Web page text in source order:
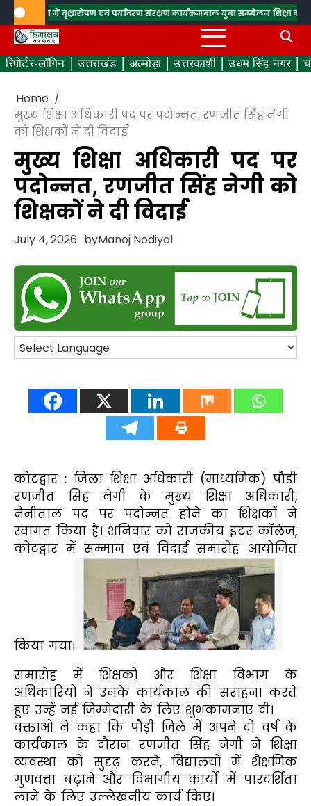
Skip
to
content
में वृक्षारोपण एवं पर्यावरण संरक्षण कार्यक्रमबाल युवा सम्मेलन शिक्षा का उत्थान
रिपोर्टर-लॉगिन उत्तराखंड अल्मोड़ा उत्तरकाशी उधम सिंह नगर
Home
मुख्य शिक्षा अधिकारी पद पर पदोन्नत, रणजीत सिंह नेगी
को शिक्षकों ने दी विदाई
मुख्य शिक्षा अधिकारी पद पर
पदोन्नत, रणजीत सिंह नेगी को
शिक्षकों ने दी विदाई
July 4, 2026 byManoj Nodiyal
कोटद्वार : जिला शिक्षा अधिकारी (माध्यमिक) पौड़ी
रणजीत सिंह नेगी के मुख्य शिक्षा अधिकारी,
नैनीताल पद पर पदोन्नत होने का शिक्षकों ने
स्वागत किया है। शनिवार को राजकीय इंटर कॉलेज,
कोटद्वार में सम्मान एवं विदाई समारोह आयोजित
किया गया।
समारोह में शिक्षकों और शिक्षा विभाग के
अधिकारियों ने उनके कार्यकाल की सराहना करते
हुए उन्हें नई जिम्मेदारी के लिए शुभकामनाएं दी।
वक्ताओं ने कहा कि पौड़ी जिले में अपने दो वर्ष के
कार्यकाल के दौरान रणजीत सिंह नेगी ने शिक्षा
व्यवस्था को सुदृढ़ करने, विद्यालयों में शैक्षणिक
गुणवत्ता बढ़ाने और विभागीय कार्यों में पारदर्शिता
लाने के लिए उल्लेखनीय कार्य किए।